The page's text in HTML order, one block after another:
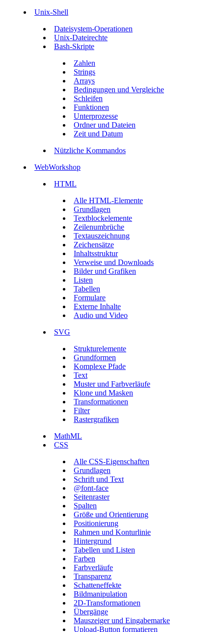
Unix-Shell
Dateisystem-Operationen
Unix-Dateirechte
Bash-Skripte
Zahlen
Strings
Arrays
Bedingungen und Vergleiche
Schleifen
Funktionen
Unterprozesse
Ordner und Dateien
Zeit und Datum
Nützliche Kommandos
WebWorkshop
HTML
Alle HTML-Elemente
Grundlagen
Textblockelemente
Zeilenumbrüche
Textauszeichnung
Zeichensätze
Inhaltsstruktur
Verweise und Downloads
Bilder und Grafiken
Listen
Tabellen
Formulare
Externe Inhalte
Audio und Video
SVG
Strukturelemente
Grundformen
Komplexe Pfade
Text
Muster und Farbverläufe
Klone und Masken
Transformationen
Filter
Rastergrafiken
MathML
CSS
Alle CSS-Eigenschaften
Grundlagen
Schrift und Text
@font-face
Seitenraster
Spalten
Größe und Orientierung
Positionierung
Rahmen und Konturlinie
Hintergrund
Tabellen und Listen
Farben
Farbverläufe
Transparenz
Schatteneffekte
Bildmanipulation
2D-Transformationen
Übergänge
Mauszeiger und Eingabemarke
Upload-Button formatieren